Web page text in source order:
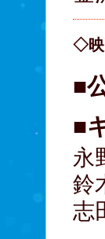
◇映
■
■
永
志